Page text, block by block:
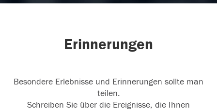
Erinnerungen
Besondere Erlebnisse und Erinnerungen sollte man
teilen.
Schreiben Sie über die Ereignisse, die Ihnen